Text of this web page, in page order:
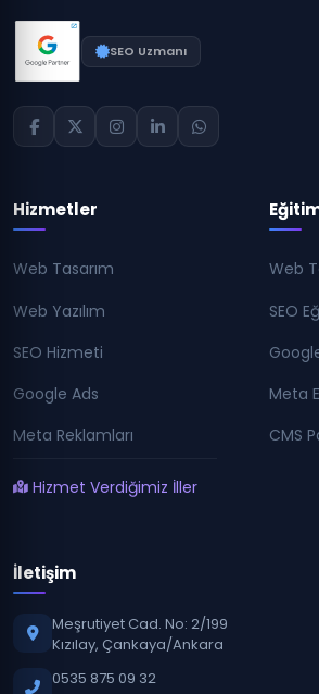
SEO Uzmanı
Hizmetler
Web Tasarım
Web Yazılım
SEO Hizmeti
Google Ads
Meta Reklamları
Hizmet Verdiğimiz İller
Web
SEO
Meta
CMS
İletişim
Meşrutiyet Cad. No: 2/199
Kızılay, Çankaya/Ankara
0535 875 09 32